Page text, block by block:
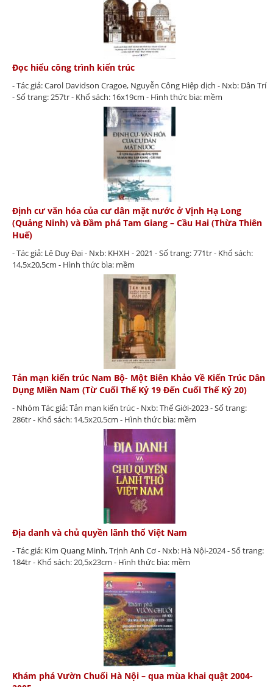
Đọc hiểu công trình kiến trúc
- Tác giả: Carol Davidson Cragoe, Nguyễn Công Hiệp dịch - Nxb: Dân Trí
- Số trang: 257tr - Khổ sách: 16x19cm - Hình thức bìa: mềm
Định cư văn hóa của cư dân mặt nước ở Vịnh Hạ Long
(Quảng Ninh) và Đầm phá Tam Giang – Cầu Hai (Thừa Thiên
Huế)
- Tác giả: Lê Duy Đại - Nxb: KHXH - 2021 - Số trang: 771tr - Khổ sách:
14,5x20,5cm - Hình thức bìa: mềm
Tản mạn kiến trúc Nam Bộ- Một Biên Khảo Về Kiến Trúc Dân
Dụng Miền Nam (Từ Cuối Thế Kỷ 19 Đến Cuối Thế Kỷ 20)
- Nhóm Tác giả: Tản mạn kiến trúc - Nxb: Thế Giới-2023 - Số trang:
286tr - Khổ sách: 14,5x20,5cm - Hình thức bìa: mềm
Địa danh và chủ quyền lãnh thổ Việt Nam
- Tác giả: Kim Quang Minh, Trịnh Anh Cơ - Nxb: Hà Nội-2024 - Số trang:
184tr - Khổ sách: 20,5x23cm - Hình thức bìa: mềm
Khám phá Vườn Chuối Hà Nội – qua mùa khai quật 2004-